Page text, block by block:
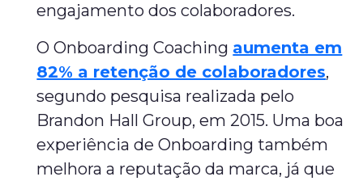
engajamento dos colaboradores.
O Onboarding Coaching aumenta em
82% a retenção de colaboradores,
segundo pesquisa realizada pelo
Brandon Hall Group, em 2015. Uma boa
experiência de Onboarding também
melhora a reputação da marca, já que